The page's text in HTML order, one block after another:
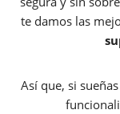
te damos las
Así que, si